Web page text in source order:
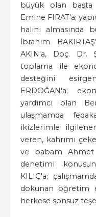
büyük olan başta
Emine FIRAT'a;
halini almasında
İbrahim
AKIN'a, Doç. Dr.
toplama ile
desteğini
ERDOĞAN'a;
yardımcı olan
ulaşmamda
ikizlerimle
veren, kahrımı
ve babam Ahmet
denetimi
KILIÇ'a;
dokunan öğretim
herkese sonsuz